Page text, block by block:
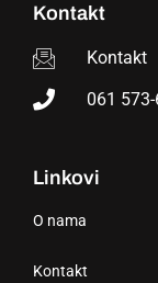
Kontakt
Kontakt
061
Linkovi
O nama
Kontakt